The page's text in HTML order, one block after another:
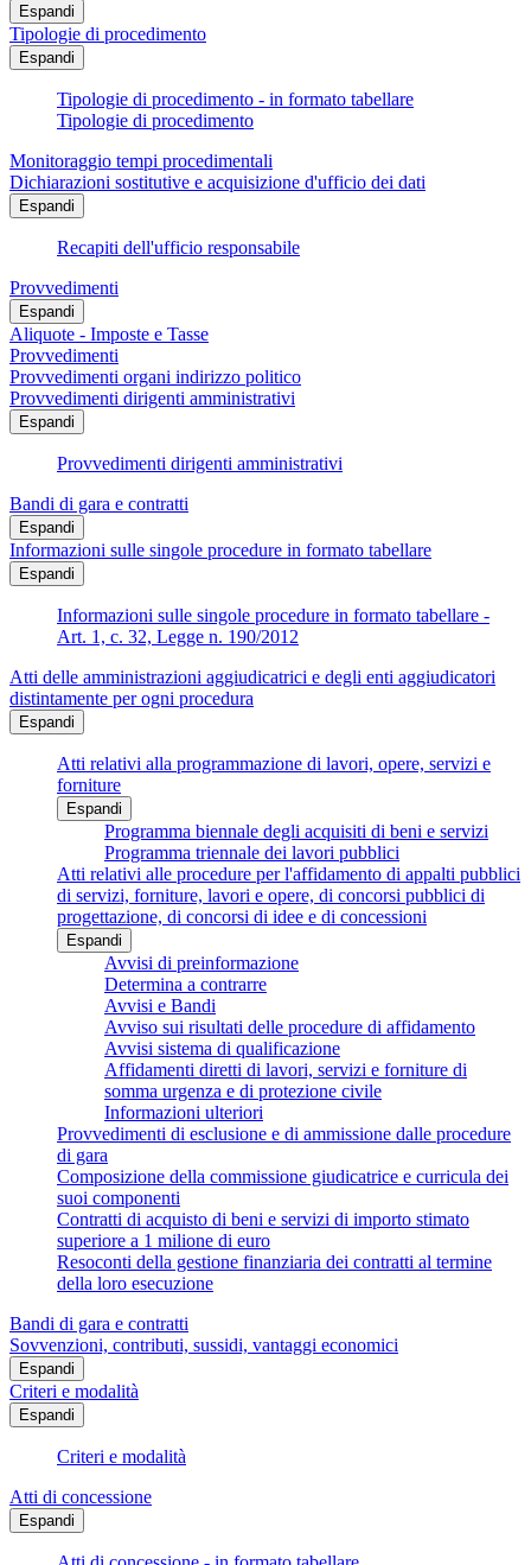
Espandi
Tipologie di procedimento
Espandi
Tipologie di procedimento - in formato tabellare
Tipologie di procedimento
Monitoraggio tempi procedimentali
Dichiarazioni sostitutive e acquisizione d'ufficio dei dati
Espandi
Recapiti dell'ufficio responsabile
Provvedimenti
Espandi
Aliquote - Imposte e Tasse
Provvedimenti
Provvedimenti organi indirizzo politico
Provvedimenti dirigenti amministrativi
Espandi
Provvedimenti dirigenti amministrativi
Bandi di gara e contratti
Espandi
Informazioni sulle singole procedure in formato tabellare
Espandi
Informazioni sulle singole procedure in formato tabellare -
Art. 1, c. 32, Legge n. 190/2012
Atti delle amministrazioni aggiudicatrici e degli enti aggiudicatori
distintamente per ogni procedura
Espandi
Atti relativi alla programmazione di lavori, opere, servizi e
forniture
Espandi
Programma biennale degli acquisiti di beni e servizi
Programma triennale dei lavori pubblici
Atti relativi alle procedure per l'affidamento di appalti pubblici
di servizi, forniture, lavori e opere, di concorsi pubblici di
progettazione, di concorsi di idee e di concessioni
Espandi
Avvisi di preinformazione
Determina a contrarre
Avvisi e Bandi
Avviso sui risultati delle procedure di affidamento
Avvisi sistema di qualificazione
Affidamenti diretti di lavori, servizi e forniture di
somma urgenza e di protezione civile
Informazioni ulteriori
Provvedimenti di esclusione e di ammissione dalle procedure
di gara
Composizione della commissione giudicatrice e curricula dei
suoi componenti
Contratti di acquisto di beni e servizi di importo stimato
superiore a 1 milione di euro
Resoconti della gestione finanziaria dei contratti al termine
della loro esecuzione
Bandi di gara e contratti
Sovvenzioni, contributi, sussidi, vantaggi economici
Espandi
Criteri e modalità
Espandi
Criteri e modalità
Atti di concessione
Espandi